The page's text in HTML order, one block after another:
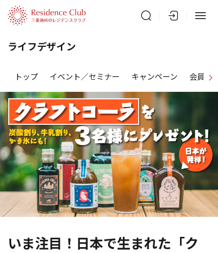
ライフデザイン
トップ イベント／セミナー キャンペーン 会員特
いま注目！日本で生まれた「ク